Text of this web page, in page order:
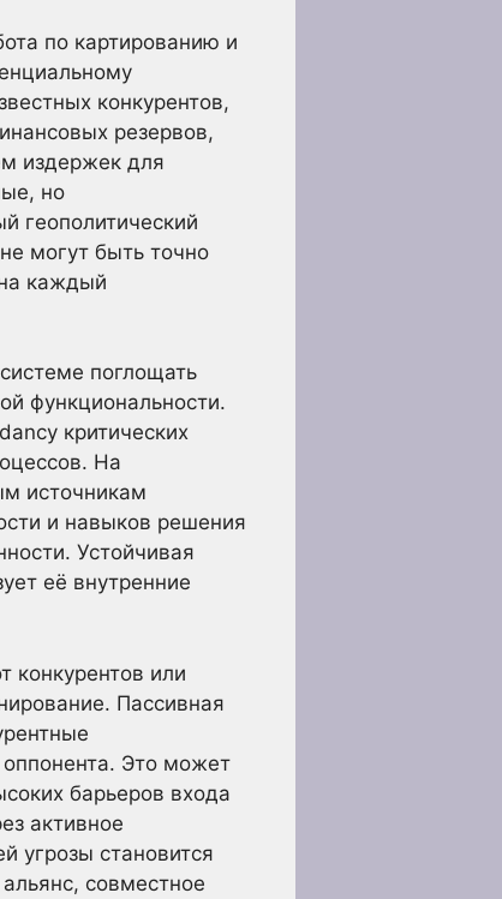
по картированию и
конкурентов,
резервов,
издержек для
но
геополитический
могут быть точно
каждый
поглощать
функциональности.
критических
На
источникам
и навыков решения
Устойчивая
её внутренние
конкурентов или
Пассивная
Это может
барьеров входа
активное
угрозы становится
совместное